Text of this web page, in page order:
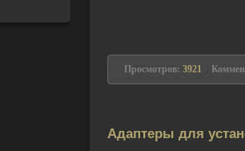
Просмотров: 3921
Адаптеры для